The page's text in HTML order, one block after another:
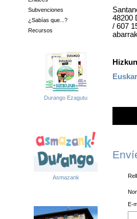
Subvenciones
¿Sabías que...?
Recursos
Durango Ezagutu
Asmazank
48200
/ 607
E-